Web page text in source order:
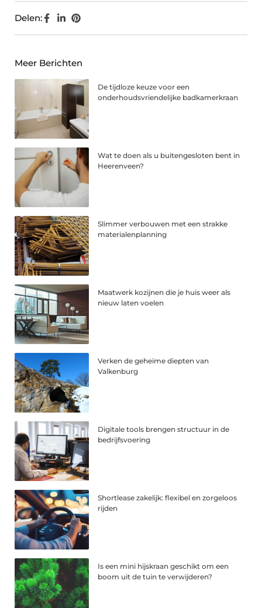
Delen:
Meer Berichten
De tijdloze keuze voor een
onderhoudsvriendelijke badkamerkraan
Wat te doen als u buitengesloten bent in
Heerenveen?
Slimmer verbouwen met een strakke
materialenplanning
Maatwerk kozijnen die je huis weer als
nieuw laten voelen
Verken de geheime diepten van
Valkenburg
Digitale tools brengen structuur in de
bedrijfsvoering
Shortlease zakelijk: flexibel en zorgeloos
rijden
Is een mini hijskraan geschikt om een
boom uit de tuin te verwijderen?